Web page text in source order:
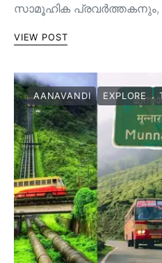
സാമൂഹിക പ്രവർത്തകനും,
VIEW POST
AANAVANDI EXPLORE